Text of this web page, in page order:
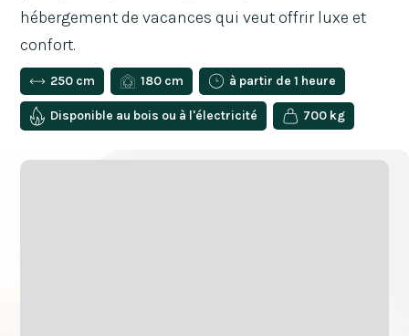
hébergement de vacances qui veut offrir luxe et
confort.
250 cm 180 cm à partir de 1 heure
Disponible au bois ou à l'électricité 700 kg